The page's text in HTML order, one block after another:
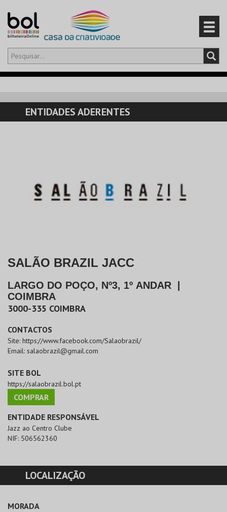
Olá,iniciar sessão
CARRINHO
EVENTOS
ENTIDADES ADERENTES
SALÃO BRAZIL JACC
LARGO DO POÇO, Nº3, 1º ANDAR
COIMBRA
3000-335 COIMBRA
CONTACTOS
Site: https://www.facebook.com/Salaobrazil/
Email: salaobrazil@gmail.com
SITE BOL
https://salaobrazil.bol.pt
COMPRAR
ENTIDADE RESPONSÁVEL
Jazz ao Centro Clube
NIF: 506562360
LOCALIZAÇÃO
MORADA